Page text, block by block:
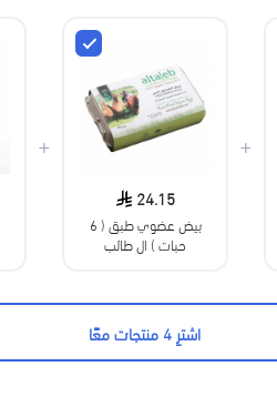
+
24.15
بيض عضوي طبق ( 6
حبات ) ال طالب
+
اشترِ 4 منتجات معًا